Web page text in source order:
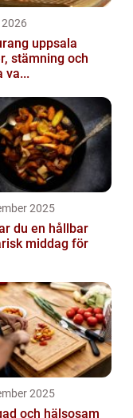
uppsala
stämning och
va...
2025
du en hållbar
middag för
2025
och hälsosam